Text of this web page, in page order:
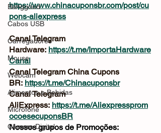
Banggood
Cabos USB
Carregadores
Mouse
Webcam
Alimentos e Bebidas
Microfone
Câmera Digital
https://www.chinacuponsbr.com/post/cu
pons-aliexpress
Canal Telegram
Hardware: https://t.me/ImportaHardware
Canal
Canal Telegram China Cupons
BR: https://t.me/Chinacuponsbr
Canal Telegram
AliExpress: https://t.me/Aliexpressprom
ocoesecuponsBR
Nossos grupos de Promoções: